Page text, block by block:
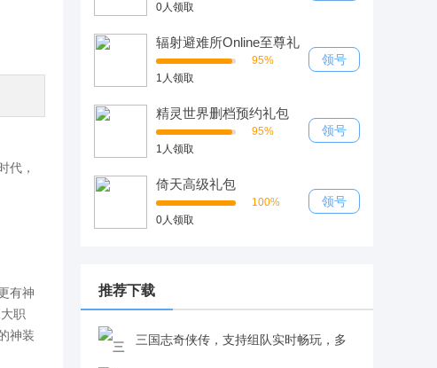
代，
有神
职
神装
0人领取
辐射避难所Online至尊礼
包
95%
1人领取
领号
精灵世界删档预约礼包
95%
1人领取
领号
倚天高级礼包
100%
0人领取
领号
推荐下载
三国志奇侠传，支持组队实时畅玩，多